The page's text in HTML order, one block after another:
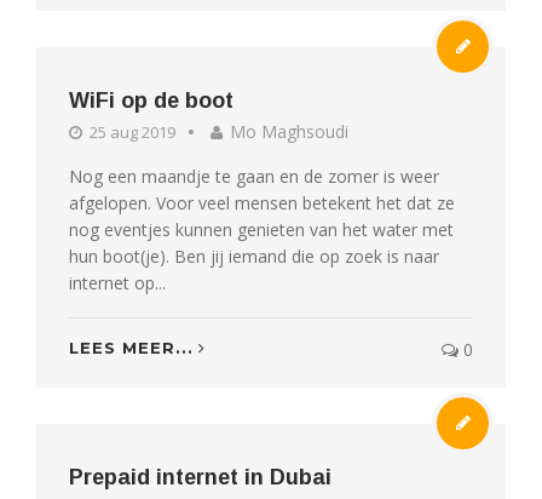
WiFi op de boot
25 aug 2019
Mo Maghsoudi
Nog een maandje te gaan en de zomer is weer
afgelopen. Voor veel mensen betekent het dat ze
nog eventjes kunnen genieten van het water met
hun boot(je). Ben jij iemand die op zoek is naar
internet op...
LEES MEER... 0
Prepaid internet in Dubai